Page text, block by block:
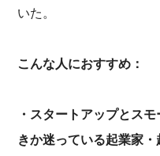
いた。
こんな人におすすめ：
・スタートアップとス
きか迷っている起業家